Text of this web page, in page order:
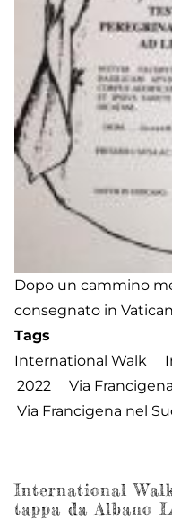
Dopo un cammino
consegnato in
Tags
International Walk
2022
Via Francigena
Via Francigena nel
International
tappa da Albano